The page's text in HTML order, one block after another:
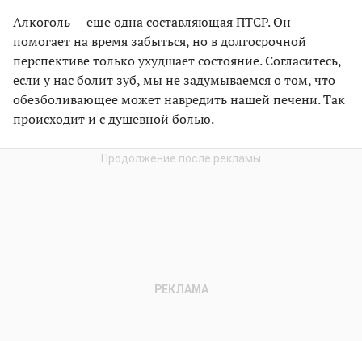
Алкоголь — еще одна составляющая ПТСР. Он
помогает на время забыться, но в долгосрочной
перспективе только ухудшает состояние. Согласитесь,
если у нас болит зуб, мы не задумываемся о том, что
обезболивающее может навредить нашей печени. Так
происходит и с душевной болью.